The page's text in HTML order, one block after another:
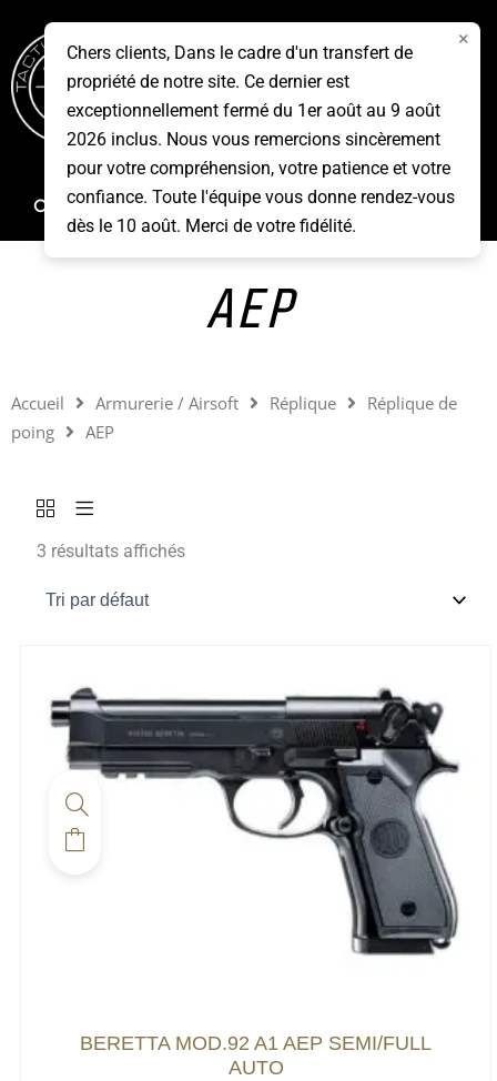
contenu
Rechercher
AEP
Accueil Armurerie / Airsoft Réplique
Réplique de
poing
AEP
×
Chers clients, Dans le cadre d'un transfert de
propriété de notre site. Ce dernier est
exceptionnellement fermé du 1er août au 9 août
2026 inclus. Nous vous remercions sincèrement
pour votre compréhension, votre patience et votre
confiance. Toute l'équipe vous donne rendez-vous
dès le 10 août. Merci de votre fidélité.
3 résultats affichés
BERETTA MOD.92 A1 AEP SEMI/FULL
AUTO